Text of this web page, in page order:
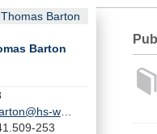
Barton
thomas.barton@hs-worms.de
253